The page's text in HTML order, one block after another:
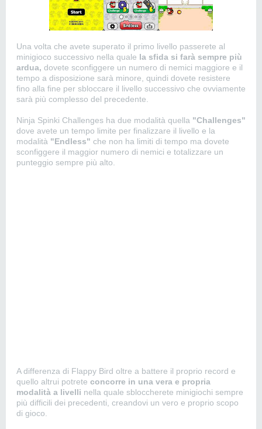
Una volta che avete superato il primo livello passerete al
minigioco successivo nella quale la sfida si farà sempre più
ardua, dovete sconfiggere un numero di nemici maggiore e il
tempo a disposizione sarà minore, quindi dovete resistere
fino alla fine per sbloccare il livello successivo che ovviamente
sarà più complesso del precedente.
Ninja Spinki Challenges ha due modalità quella "Challenges"
dove avete un tempo limite per finalizzare il livello e la
modalità "Endless" che non ha limiti di tempo ma dovete
sconfiggere il maggior numero di nemici e totalizzare un
punteggio sempre più alto.
A differenza di Flappy Bird oltre a battere il proprio record e
quello altrui potrete concorre in una vera e propria
modalità a livelli nella quale sbloccherete minigiochi sempre
più difficili dei precedenti, creandovi un vero e proprio scopo
di gioco.